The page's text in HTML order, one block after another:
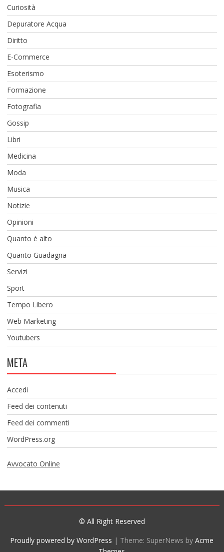
Curiosità
Depuratore Acqua
Diritto
E-Commerce
Esoterismo
Formazione
Fotografia
Gossip
Libri
Medicina
Moda
Musica
Notizie
Opinioni
Quanto è alto
Quanto Guadagna
Servizi
Sport
Tempo Libero
Web Marketing
Youtubers
META
Accedi
Feed dei contenuti
Feed dei commenti
WordPress.org
Avvocato Online
© All Right Reserved
Proudly powered by WordPress | Theme: SuperNews byAcme